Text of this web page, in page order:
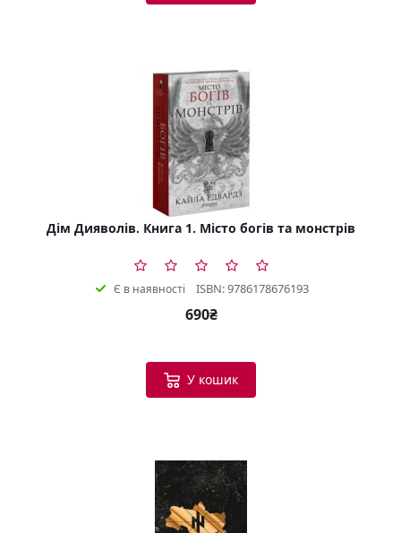
Дім Дияволів. Книга 1. Місто богів та монстрів
Є в наявності ISBN: 9786178676193
690₴
У кошик